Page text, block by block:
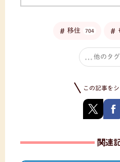
移住 704
他のタ
この記事を
関連